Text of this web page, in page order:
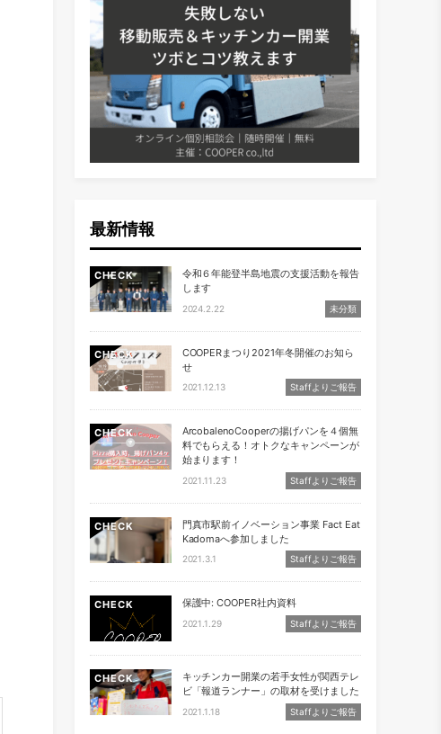
最新情報
CHECK
令和６年能登半島地震の支援活動を報告
します
2024.2.22 未分類
CHECK
COOPERまつり2021年冬開催のお知ら
せ
2021.12.13 Staffよりご報告
CHECK
ArcobalenoCooperの揚げパンを４個無
料でもらえる！オトクなキャンペーンが
始まります！
2021.11.23 Staffよりご報告
CHECK
門真市駅前イノベーション事業 Fact Eat
Kadomaへ参加しました
2021.3.1 Staffよりご報告
CHECK 保護中: COOPER社内資料
2021.1.29 Staffよりご報告
CHECK
キッチンカー開業の若手女性が関西テレ
ビ「報道ランナー」の取材を受けました
2021.1.18 Staffよりご報告